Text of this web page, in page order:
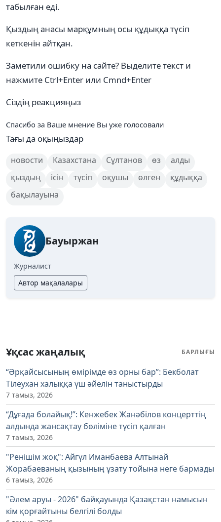
табылған еді.
Қыздың анасы марқұмның осы құдыққа түсіп
кеткенін айтқан.
Заметили ошибку на сайте? Выделите текст и
нажмите Ctrl+Enter или Cmnd+Enter
Сіздің реакцияңыз
Спасибо за Ваше мнение Вы уже голосовали
Тағы да оқыңыздар
новости Казахстана Сұлтанов өз
алды
қыздың
ісін түсіп оқушы өлген
құдыққа
бақылауына
Бауыржан
Журналист
Автор мақалалары
Ұқсас жаңалық БАРЛЫҒЫ
“Әрқайсысының өмірімде өз орны бар”: Бекболат
Тілеухан халыққа үш әйелін таныстырды
7 тамыз, 2026
“Дұғада болайық!”: Кенжебек Жанәбілов концерттің
алдында жансақтау бөліміне түсіп қалған
7 тамыз, 2026
"Ренішім жоқ": Айгүл Иманбаева Алтынай
Жорабаеваның қызының ұзату тойына неге бармады
6 тамыз, 2026
"Әлем аруы - 2026" байқауында Қазақстан намысын
кім қорғайтыны белгілі болды